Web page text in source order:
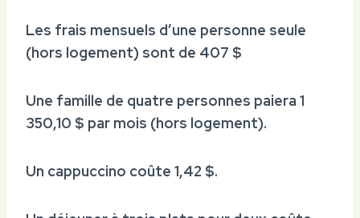
Les frais mensuels d’une personne seule
(hors logement) sont de 407 $
Une famille de quatre personnes paiera 1
350,10 $ par mois (hors logement).
Un cappuccino coûte 1,42 $.